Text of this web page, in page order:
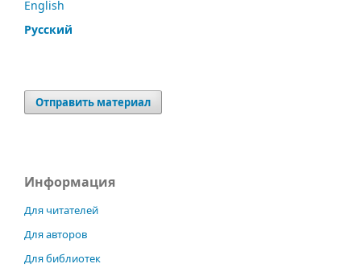
English
Русский
Отправить материал
Информация
Для читателей
Для авторов
Для библиотек